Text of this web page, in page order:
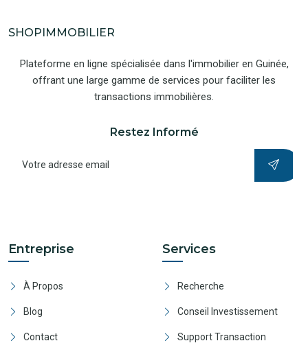
SHOPIMMOBILIER
Plateforme en ligne spécialisée dans l'immobilier en Guinée,
offrant une large gamme de services pour faciliter les
transactions immobilières.
Restez Informé
Entreprise
À Propos
Blog
Contact
Services
Recherche
Conseil Investissement
Support Transaction